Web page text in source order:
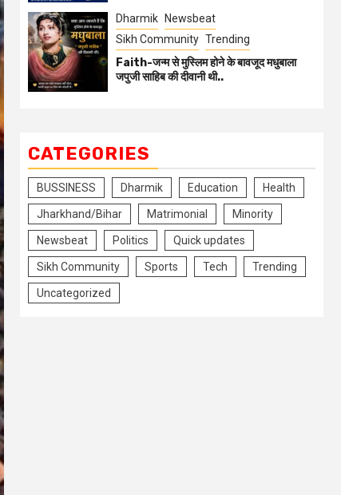
Dharmik
Newsbeat
Sikh Community Trending
Faith-जन्म से मुस्लिम होने के बावजूद मधुबाला
जपुजी साहिब की दीवानी थी..
CATEGORIES
BUSSINESS Dharmik Education Health
Jharkhand/Bihar Matrimonial Minority
Newsbeat Politics Quick updates
Sikh Community Sports Tech Trending
Uncategorized